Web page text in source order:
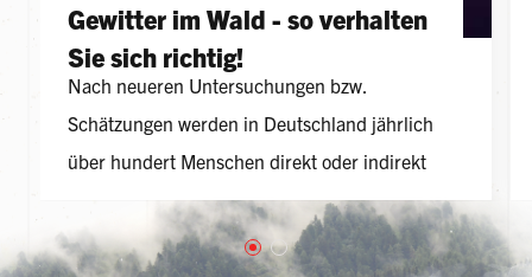
Gewitter im Wald - so verhalten
Sie sich richtig!
Nach neueren Untersuchungen bzw.
Schätzungen werden in Deutschland jährlich
über hundert Menschen direkt oder indirekt
vom Blitz getroffen.